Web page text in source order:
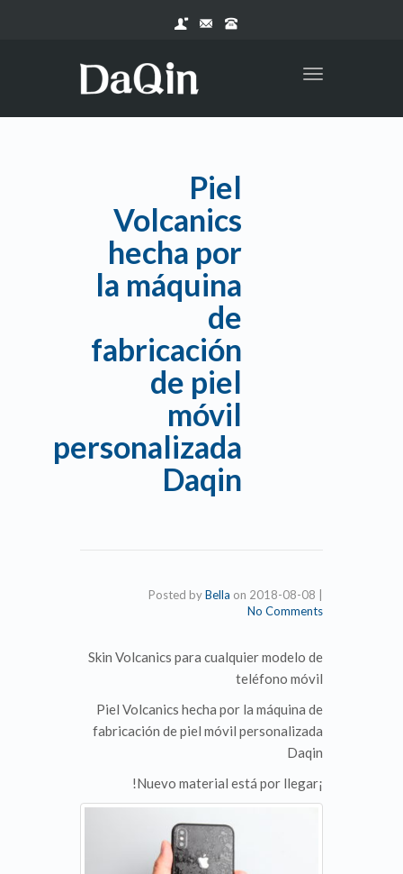
Volcanics
hecha por
la máquina
fabricación
de piel
móvil
personalizada
Daqin
Posted byBella on 2018-08-08
No Comments
Skin Volcanics para cualquier modelo de
teléfono móvil
Piel Volcanics hecha por la máquina de
fabricación de piel móvil personalizada